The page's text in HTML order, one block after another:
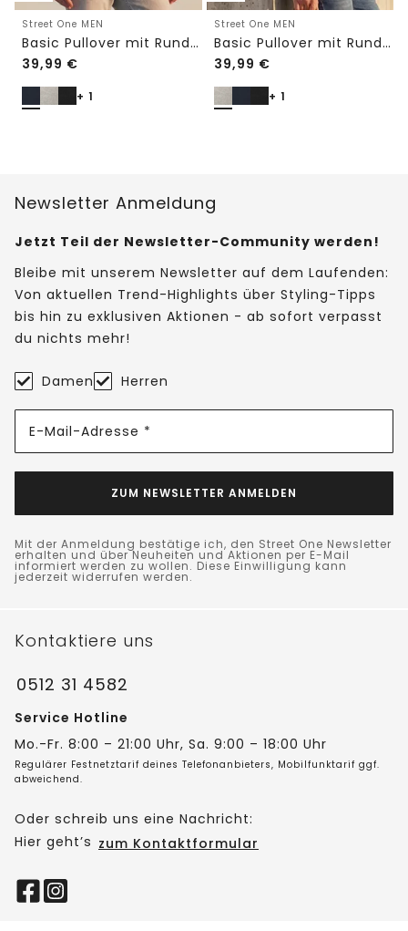
Street One MEN
Basic Pullover mit Rundhals in Unifarbe
39,99 €
+ 1
Street One MEN
Basic Pullover mit Rundhals in Unifarbe
39,99 €
+ 1
Newsletter Anmeldung
Jetzt Teil der Newsletter-Community werden!
Bleibe mit unserem Newsletter auf dem Laufenden:
Von aktuellen Trend-Highlights über Styling-Tipps
bis hin zu exklusiven Aktionen - ab sofort verpasst
du nichts mehr!
Damen Herren
E-Mail-Adresse *
ZUM NEWSLETTER ANMELDEN
Mit der Anmeldung bestätige ich, den Street One Newsletter
erhalten und über Neuheiten und Aktionen per E-Mail
informiert werden zu wollen. Diese Einwilligung kann
jederzeit widerrufen werden.
Kontaktiere uns
0512 31 4582
Service Hotline
Mo.-Fr. 8:00 – 21:00 Uhr, Sa. 9:00 – 18:00 Uhr
Regulärer Festnetztarif deines Telefonanbieters, Mobilfunktarif ggf.
abweichend.
Oder schreib uns eine Nachricht:
Hier geht’s zum Kontaktformular